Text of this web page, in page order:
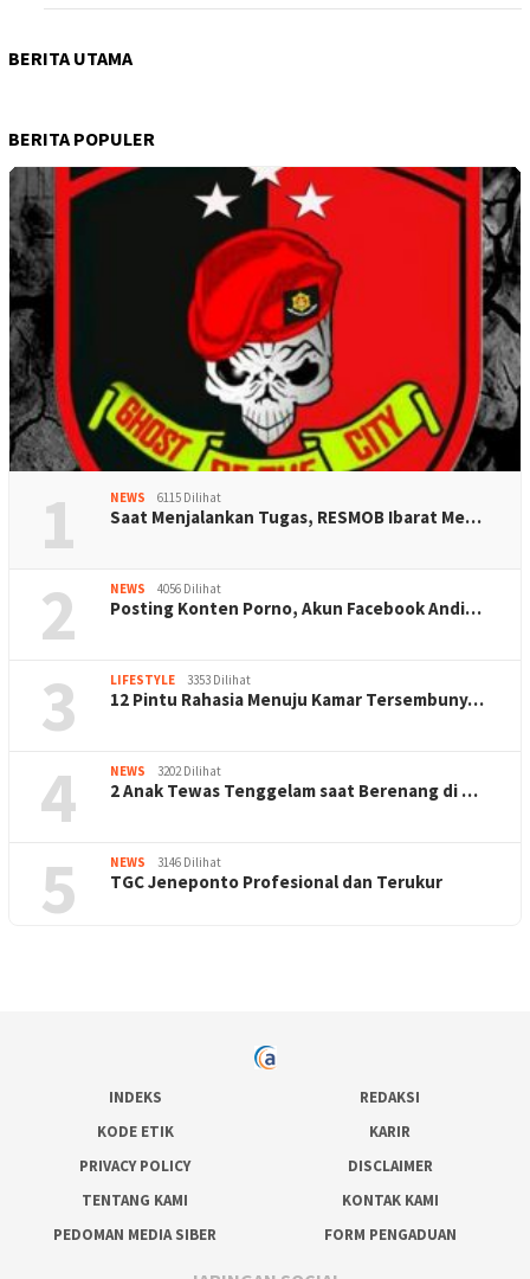
BERITA UTAMA
BERITA POPULER
1 NEWS 6115 Dilihat
Saat Menjalankan Tugas, RESMOB Ibarat Me…
2 NEWS 4056 Dilihat
Posting Konten Porno, Akun Facebook Andi…
3 LIFESTYLE 3353 Dilihat
12 Pintu Rahasia Menuju Kamar Tersembuny…
4 NEWS 3202 Dilihat
2 Anak Tewas Tenggelam saat Berenang di …
5 NEWS 3146 Dilihat
TGC Jeneponto Profesional dan Terukur
INDEKS
REDAKSI
KODE ETIK
KARIR
PRIVACY POLICY
DISCLAIMER
TENTANG KAMI
KONTAK KAMI
PEDOMAN MEDIA SIBER
FORM PENGADUAN